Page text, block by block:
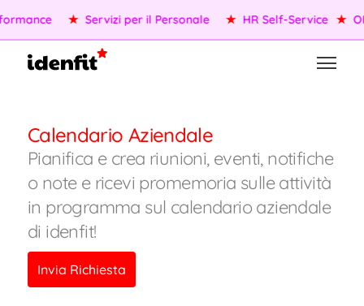
★ Servizi per il Personale ★ HR Self-Service ★
Calendario Aziendale
Pianifica e crea riunioni, eventi, notifiche
o note e ricevi promemoria sulle attività
in programma sul calendario aziendale
di idenfit!
Invia Richiesta